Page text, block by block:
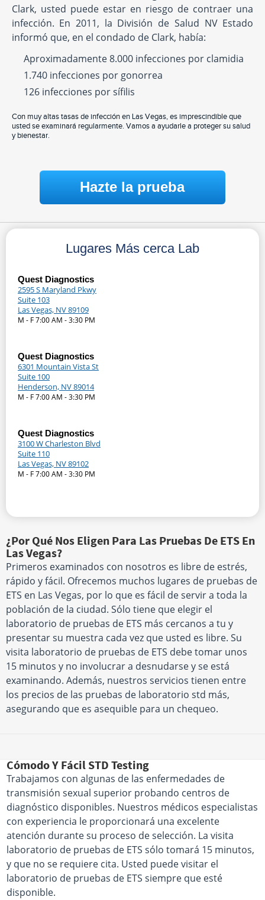
Clark, usted puede estar en riesgo de contraer una
infección. En 2011, la División de Salud NV Estado
informó que, en el condado de Clark, había:
Aproximadamente 8.000 infecciones por clamidia
1.740 infecciones por gonorrea
126 infecciones por sífilis
Con muy altas tasas de infección en Las Vegas, es imprescindible que
usted se examinará regularmente. Vamos a ayudarle a proteger su salud
y bienestar.
Hazte la prueba
Lugares Más cerca Lab
Quest Diagnostics
2595 S Maryland Pkwy
Suite 103
Las Vegas, NV 89109
M - F 7:00 AM - 3:30 PM
Quest Diagnostics
6301 Mountain Vista St
Suite 100
Henderson, NV 89014
M - F 7:00 AM - 3:30 PM
Quest Diagnostics
3100 W Charleston Blvd
Suite 110
Las Vegas, NV 89102
M - F 7:00 AM - 3:30 PM
¿Por Qué Nos Eligen Para Las Pruebas De ETS En
Las Vegas?
Primeros examinados con nosotros es libre de estrés,
rápido y fácil. Ofrecemos muchos lugares de pruebas de
ETS en Las Vegas, por lo que es fácil de servir a toda la
población de la ciudad. Sólo tiene que elegir el
laboratorio de pruebas de ETS más cercanos a tu y
presentar su muestra cada vez que usted es libre. Su
visita laboratorio de pruebas de ETS debe tomar unos
15 minutos y no involucrar a desnudarse y se está
examinando. Además, nuestros servicios tienen entre
los precios de las pruebas de laboratorio std más,
asegurando que es asequible para un chequeo.
Cómodo Y Fácil STD Testing
Trabajamos con algunas de las enfermedades de
transmisión sexual superior probando centros de
diagnóstico disponibles. Nuestros médicos especialistas
con experiencia le proporcionará una excelente
atención durante su proceso de selección. La visita
laboratorio de pruebas de ETS sólo tomará 15 minutos,
y que no se requiere cita. Usted puede visitar el
laboratorio de pruebas de ETS siempre que esté
disponible.